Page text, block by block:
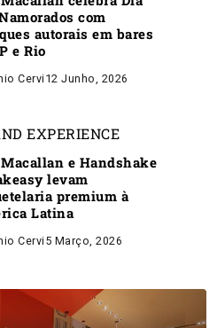
com
autorais em bares
e Rio
Cervi12 Junho, 2026
EXPERIENCE
e Handshake
levam
premium à
Latina
Cervi5 Março, 2026